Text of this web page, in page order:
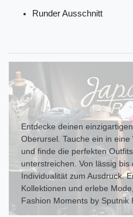
Runder Ausschnitt
Entdecke deinen
Oberursel. Tauche ein in
und finde die perfekten
unterstreichen. Von lässig
Individualität zum Ausdr uck.
Kollektionen und erlebe
Fashion Moments by Sputnik